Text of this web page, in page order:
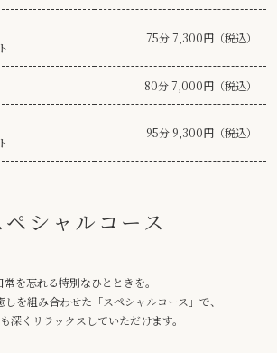
75分 7,300円（税込）
80分 7,000円（税込）
95分 9,300円（税込）
ペシャルコース
常を忘れる特別なひとときを。
を組み合わせた「スペシャルコース」で、
深くリラックスしていただけます。